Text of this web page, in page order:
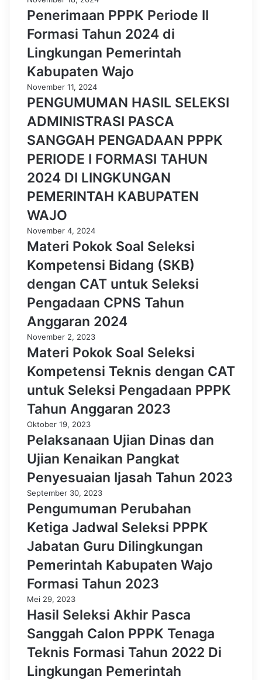
Penerimaan PPPK Periode II
Formasi Tahun 2024 di
Lingkungan Pemerintah
Kabupaten Wajo
November 11, 2024
PENGUMUMAN HASIL SELEKSI
ADMINISTRASI PASCA
SANGGAH PENGADAAN PPPK
PERIODE I FORMASI TAHUN
2024 DI LINGKUNGAN
PEMERINTAH KABUPATEN
WAJO
November 4, 2024
Materi Pokok Soal Seleksi
Kompetensi Bidang (SKB)
dengan CAT untuk Seleksi
Pengadaan CPNS Tahun
Anggaran 2024
November 2, 2023
Materi Pokok Soal Seleksi
Kompetensi Teknis dengan CAT
untuk Seleksi Pengadaan PPPK
Tahun Anggaran 2023
Oktober 19, 2023
Pelaksanaan Ujian Dinas dan
Ujian Kenaikan Pangkat
Penyesuaian Ijasah Tahun 2023
September 30, 2023
Pengumuman Perubahan
Ketiga Jadwal Seleksi PPPK
Jabatan Guru Dilingkungan
Pemerintah Kabupaten Wajo
Formasi Tahun 2023
Mei 29, 2023
Hasil Seleksi Akhir Pasca
Sanggah Calon PPPK Tenaga
Teknis Formasi Tahun 2022 Di
Lingkungan Pemerintah